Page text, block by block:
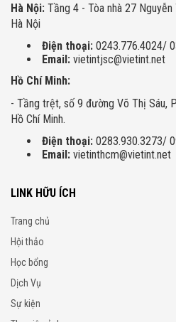
Hà Nội: Tầng 4 - Tòa nhà 27
Hà Nội
Điện thoại: 0243.776.4024/
Email: vietintjsc@vietint.net
Hồ Chí Minh:
- Tầng trệt, số 9 đường Võ Thị Sáu,
Hồ Chí Minh.
Điện thoại: 0283.930.3273/
Email: vietinthcm@vietint.net
LINK HỮU ÍCH
Trang chủ
Hội thảo
Học bổng
Dịch Vụ
Sự kiện